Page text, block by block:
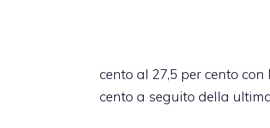
cento al 27,5 per cento
cento a seguito della